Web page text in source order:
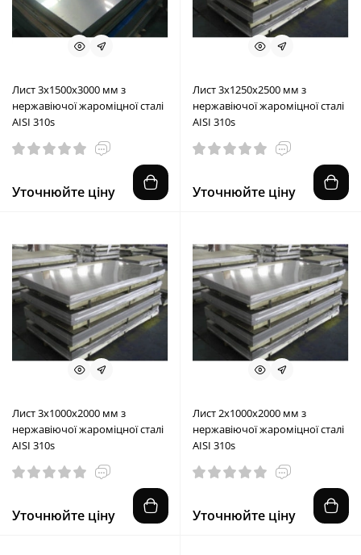
Лист 3х1500х3000 мм з
нержавіючої жароміцної сталі
AISI 310s
Уточнюйте ціну
Лист 3х1250х2500 мм з
нержавіючої жароміцної сталі
AISI 310s
Уточнюйте ціну
Лист 3х1000х2000 мм з
нержавіючої жароміцної сталі
AISI 310s
Уточнюйте ціну
Лист 2х1000х2000 мм з
нержавіючої жароміцної сталі
AISI 310s
Уточнюйте ціну